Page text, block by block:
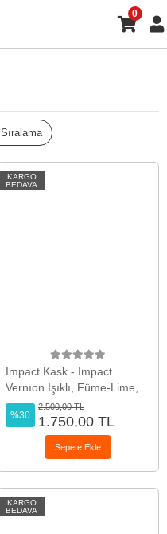
0
Sıralama
KARGO
BEDAVA
Impact Kask - Impact
Vernıon Işıklı, Füme-Lime,
M Kask
%30
2.500,00 TL
1.750,00 TL
Sepete Ekle
KARGO
BEDAVA